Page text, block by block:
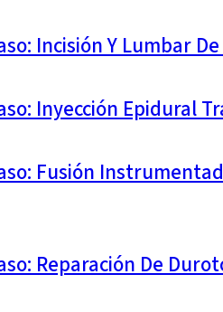
Incisión Y Lumbar
Inyección Epidural
Fusión
Reparación De